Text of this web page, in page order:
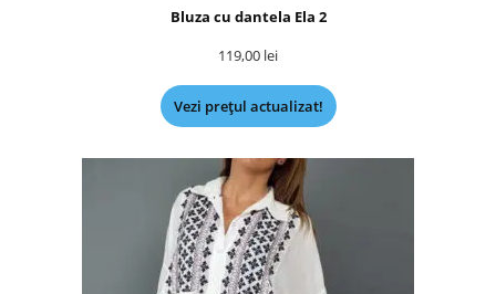
Bluza cu dantela Ela 2
119,00 lei
Vezi prețul actualizat!